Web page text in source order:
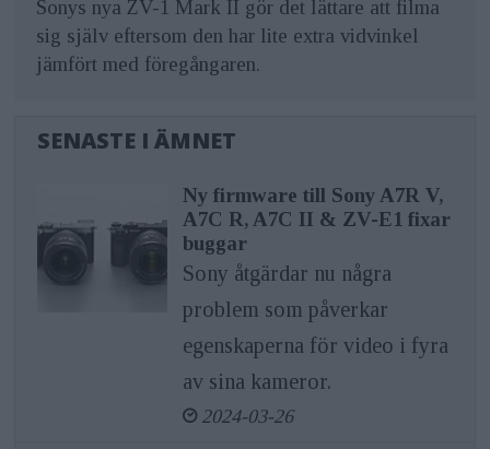
Sonys nya ZV-1 Mark II gör det lättare att filma
sig själv eftersom den har lite extra vidvinkel
jämfört med föregångaren.
SENASTE I ÄMNET
Ny firmware till Sony A7R V,
A7C R, A7C II & ZV-E1 fixar
buggar
Sony åtgärdar nu några
problem som påverkar
egenskaperna för video i fyra
av sina kameror.
2024-03-26